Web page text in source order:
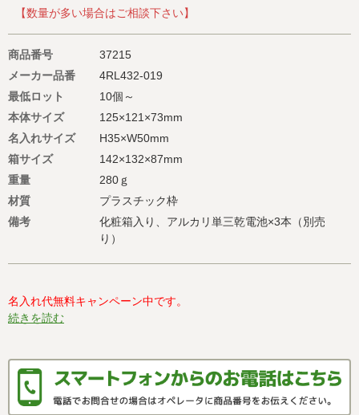
【数量が多い場合はご相談下さい】
商品番号
37215
メーカー品番
4RL432-019
最低ロット
10個～
本体サイズ
125×121×73mm
名入れサイズ
H35×W50mm
箱サイズ
142×132×87mm
重量
280ｇ
材質
プラスチック枠
備考
化粧箱入り、アルカリ単三乾電池×3本（別売
り）
名入れ代無料キャンペーン中です。
続きを読む